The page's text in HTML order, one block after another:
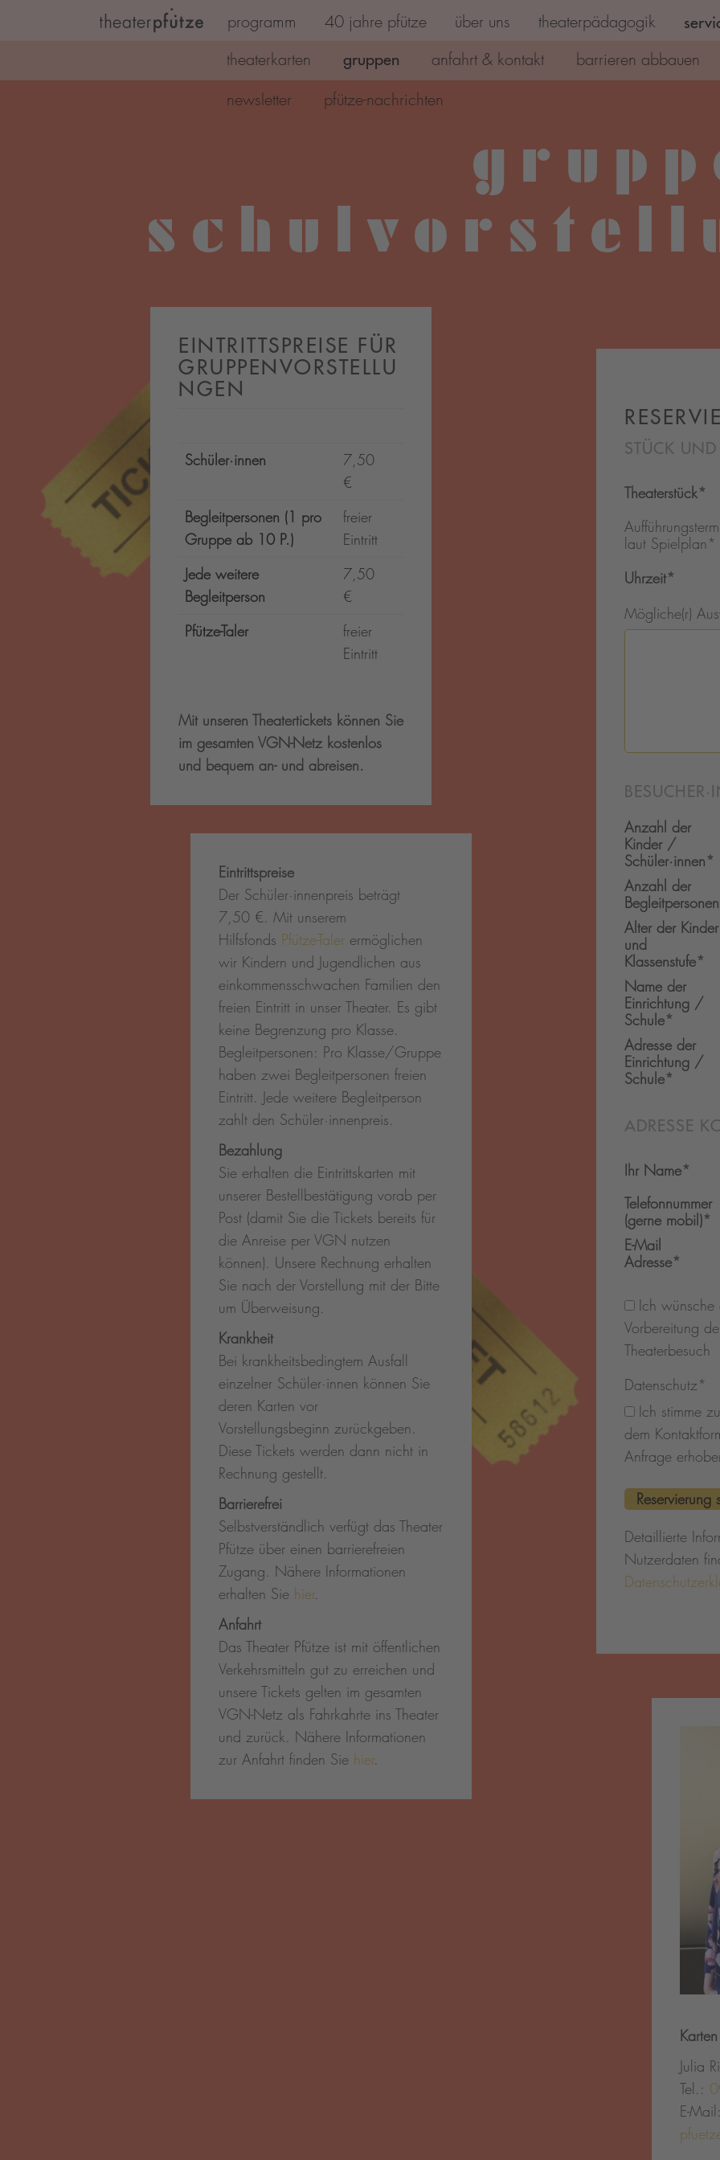
programm 40 jahre pfütze über uns theaterpädagogik
theaterkarten
gruppen (current)anfahrt & kontakt barrieren abbauen
newsletter
pfütze-nachrichten
EINTRITTSPREISE FÜR
GRUPPENVORSTELLU
NGEN
Schüler·innen
7,50
€
Begleitpersonen (1 pro
Gruppe ab 10 P.)
freier
Eintritt
Jede weitere
Begleitperson
7,50
€
Pfütze-Taler
freier
Eintritt
Mit unseren Theatertickets können Sie
im gesamten VGN-Netz kostenlos
und bequem an- und abreisen.
Eintrittspreise
Der Schüler·innenpreis beträgt
7,50 €. Mit unserem
Hilfsfonds Pfütze-Taler ermöglichen
wir Kindern und Jugendlichen aus
einkommensschwachen Familien den
freien Eintritt in unser Theater. Es gibt
keine Begrenzung pro Klasse.
Begleitpersonen: Pro Klasse/Gruppe
haben zwei Begleitpersonen freien
Eintritt. Jede weitere Begleitperson
zahlt den Schüler·innenpreis.
Bezahlung
Sie erhalten die Eintrittskarten mit
unserer Bestellbestätigung vorab per
Post (damit Sie die Tickets bereits für
die Anreise per VGN nutzen
können). Unsere Rechnung erhalten
Sie nach der Vorstellung mit der Bitte
um Überweisung.
Krankheit
Bei krankheitsbedingtem Ausfall
einzelner Schüler·innen können Sie
deren Karten vor
Vorstellungsbeginn zurückgeben.
Diese Tickets werden dann nicht in
Rechnung gestellt.
Barrierefrei
Selbstverständlich verfügt das Theater
Pfütze über einen barrierefreien
Zugang. Nähere Informationen
erhalten Sie hier.
Anfahrt
Das Theater Pfütze ist mit öffentlichen
Verkehrsmitteln gut zu erreichen und
unsere Tickets gelten im gesamten
VGN-Netz als Fahrkahrte ins Theater
und zurück. Nähere Informationen
zur Anfahrt finden Sie hier.
STÜCK
Theaterstück*
Aufführungstermin
laut Spielplan*
Uhrzeit*
Mögliche(r)
Anzahl der
Kinder /
Schüler·innen*
Anzahl der
Begleitpersonen
Alter der Kinder
und
Klassenstufe*
Name der
Einrichtung /
Schule*
Adresse der
Einrichtung /
Schule*
ADRESSE
Ihr Name*
Telefonnummer
(gerne mobil)*
E-Mail
Adresse*
Ich
Vorbereitung
Theaterbesuch
Datenschutz*
Ich stimme
dem
Anfrage
Detaillierte
Nutzerdaten
Karten
Julia
Tel.:
E-Mail: